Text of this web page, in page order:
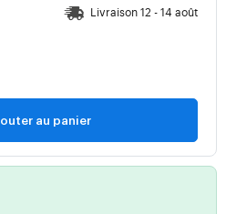
Livraison 12 - 14 août
au panier